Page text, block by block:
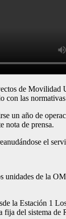
de Movilidad
con las
un año de
nota de prensa.
el
unidades de la
la Estación 1
fija del sistema de